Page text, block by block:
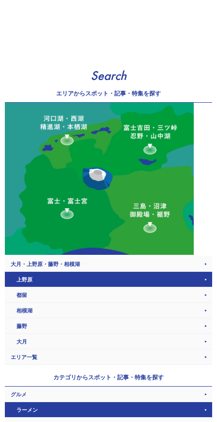
Search
エリアからスポット・記事・特集を探す
大月・上野原・藤野・相模湖
上野原
都留
相模湖
藤野
大月
エリア一覧
カテゴリからスポット・記事・特集を探す
グルメ
ラーメン